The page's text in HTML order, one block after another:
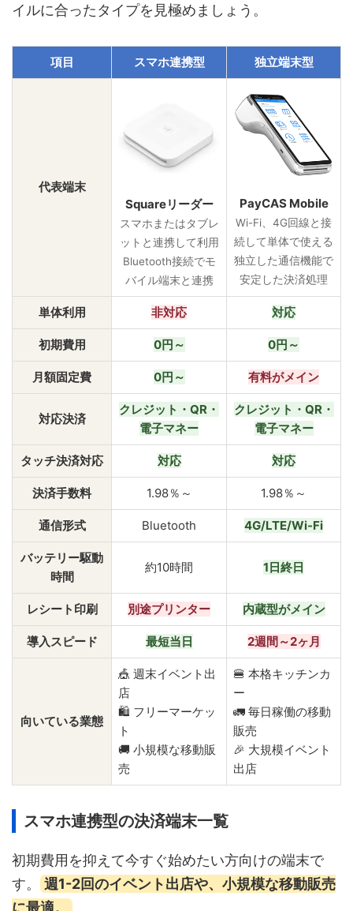
イルに合ったタイプを見極めましょう。
項目 スマホ連携型 独立端末型
代表端末
Squareリーダー
スマホまたはタブレ
ットと連携して利用
Bluetooth接続でモ
バイル端末と連携
PayCAS Mobile
Wi-Fi、4G回線と接
続して単体で使える
独立した通信機能で
安定した決済処理
単体利用 非対応 対応
初期費用 0円～ 0円～
月額固定費 0円～ 有料がメイン
対応決済
クレジット・QR・
電子マネー
クレジット・QR・
電子マネー
タッチ決済対応 対応 対応
決済手数料 1.98％～ 1.98％～
通信形式 Bluetooth 4G/LTE/Wi-Fi
バッテリー駆動
時間
約10時間 1日終日
レシート印刷 別途プリンター 内蔵型がメイン
導入スピード 最短当日 2週間～2ヶ月
向いている業態
🎪 週末イベント出
店
🛍️ フリーマーケッ
ト
🚚 小規模な移動販
売
🍔 本格キッチンカ
ー
🚛 毎日稼働の移動
販売
🎉 大規模イベント
出店
スマホ連携型の決済端末一覧
初期費用を抑えて今すぐ始めたい方向けの端末で
す。
週1-2回のイベント出店や、小規模な移動販売
に最適。